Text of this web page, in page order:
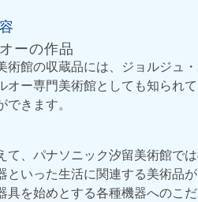
ーの作品
術館の収蔵品には、ジョルジュ
オー専門美術館としても知られ
きます。
て、パナソニック汐留美術館で
といった生活に関連する美術品
具を始めとする各種機器へのこ